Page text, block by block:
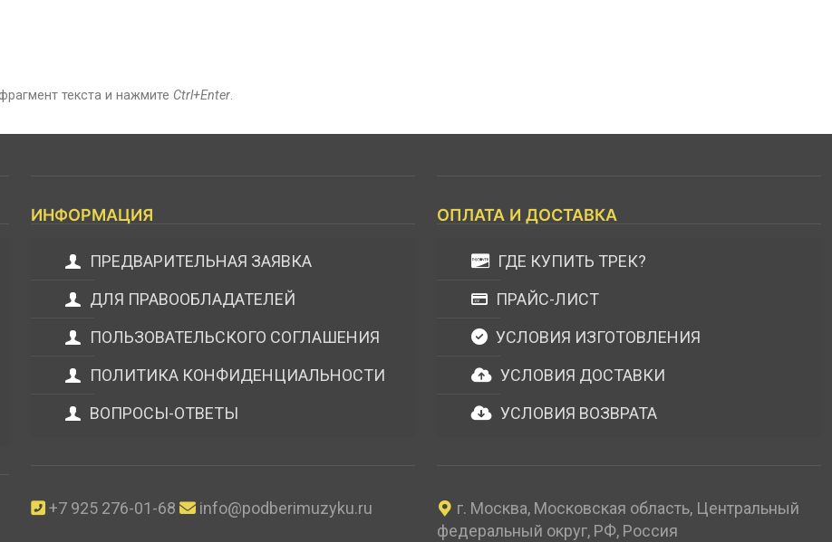
текста и нажмите Ctrl+Enter.
ИНФОРМАЦИЯ
ПРЕДВАРИТЕЛЬНАЯ ЗАЯВКА
ДЛЯ ПРАВООБЛАДАТЕЛЕЙ
ПОЛЬЗОВАТЕЛЬСКОГО СОГЛАШЕНИЯ
ПОЛИТИКА КОНФИДЕНЦИАЛЬНОСТИ
ВОПРОСЫ-ОТВЕТЫ
+7 925 276-01-68 info@podberimuzyku.ru
ОПЛАТА И ДОСТАВКА
ГДЕ КУПИТЬ ТРЕК?
ПРАЙС-ЛИСТ
УСЛОВИЯ ИЗГОТОВЛЕНИЯ
УСЛОВИЯ ДОСТАВКИ
УСЛОВИЯ ВОЗВРАТА
г. Москва, Московская область, Центральный
федеральный округ, РФ, Россия